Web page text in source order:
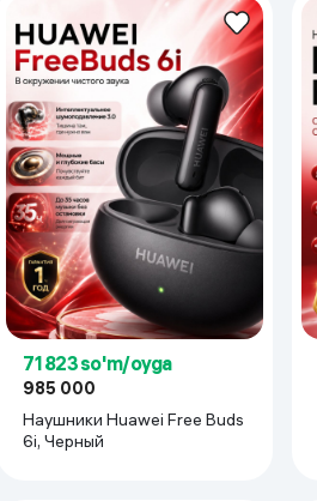
71 823 so'm/oyga
985 000
Наушники Huawei Free Buds
6i, Черный